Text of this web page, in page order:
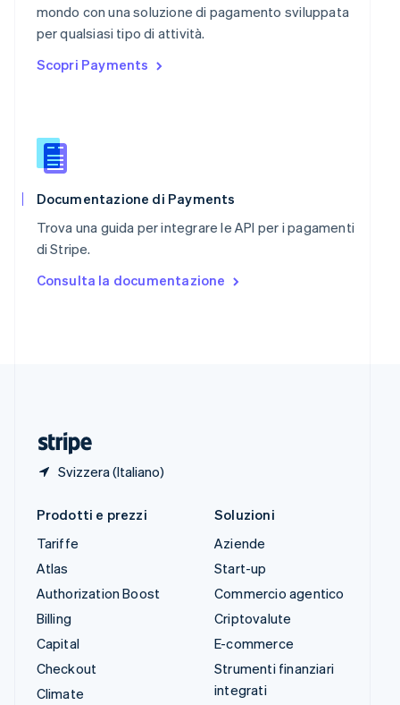
mondo con una soluzione di pagamento sviluppata
per qualsiasi tipo di attività.
Scopri Payments
Documentazione di Payments
Trova una guida per integrare le API per i pagamenti
di Stripe.
Consulta la documentazione
Svizzera (Italiano)
Regno Unito
English
Repubblica Ceca
English
English
Slovacchia
English
Slovenia
Spagna
Español
English Español简体中文
Prodotti e prezzi
Tariffe
Atlas
Authorization Boost
Billing
Capital
Checkout
Climate
Soluzioni
Aziende
Start-up
Commercio agentico
Criptovalute
E-commerce
Strumenti finanziari
integrati